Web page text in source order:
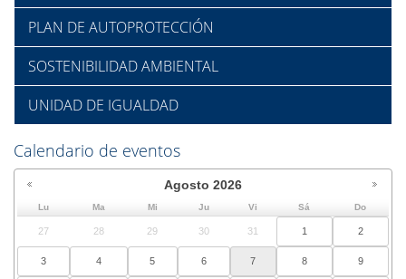
PLAN DE AUTOPROTECCIÓN
SOSTENIBILIDAD AMBIENTAL
UNIDAD DE IGUALDAD
Calendario de eventos
Agosto 2026
Lu Ma Mi Ju Vi Sá Do
27 28 29 30 31 1 2
3 4 5 6 7 8 9